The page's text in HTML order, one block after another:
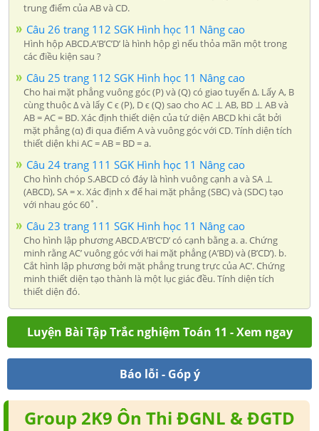
trung điểm của AB và CD.
Câu 26 trang 112 SGK Hình học 11 Nâng cao
Hình hộp ABCD.A’B’C’D’ là hình hộp gì nếu thỏa mãn một trong
các điều kiện sau ?
Câu 25 trang 112 SGK Hình học 11 Nâng cao
Cho hai mặt phẳng vuông góc (P) và (Q) có giao tuyến Δ. Lấy A, B
cùng thuộc Δ và lấy C ϵ (P), D ϵ (Q) sao cho AC ⊥ AB, BD ⊥ AB và
AB = AC = BD. Xác định thiết diện của tứ diện ABCD khi cắt bởi
mặt phẳng (α) đi qua điểm A và vuông góc với CD. Tính diện tích
thiết diện khi AC = AB = BD = a.
Câu 24 trang 111 SGK Hình học 11 Nâng cao
Cho hình chóp S.ABCD có đáy là hình vuông cạnh a và SA ⊥
(ABCD), SA = x. Xác định x để hai mặt phẳng (SBC) và (SDC) tạo
với nhau góc 60˚.
Câu 23 trang 111 SGK Hình học 11 Nâng cao
Cho hình lập phương ABCD.A’B’C’D’ có cạnh bằng a. a. Chứng
minh rằng AC’ vuông góc với hai mặt phẳng (A’BD) và (B’CD’). b.
Cắt hình lập phương bởi mặt phẳng trung trực của AC’. Chứng
minh thiết diện tạo thành là một lục giác đều. Tính diện tích
thiết diện đó.
Luyện Bài Tập Trắc nghiệm Toán 11 - Xem ngay
Báo lỗi - Góp ý
Group 2K9 Ôn Thi ĐGNL & ĐGTD